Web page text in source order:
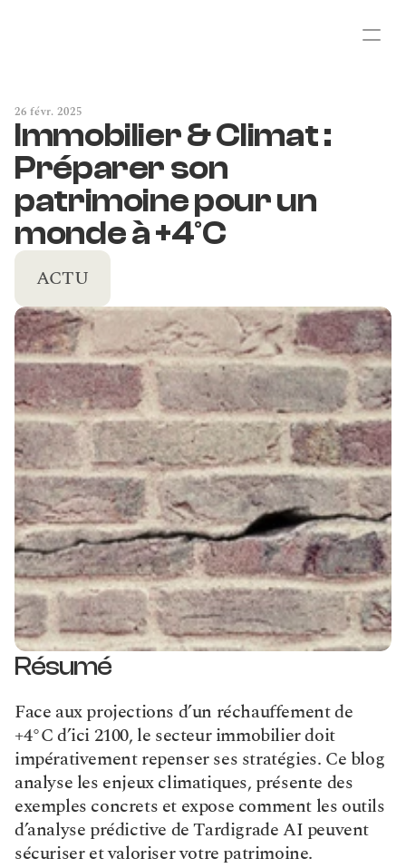
26 févr. 2025
Immobilier & Climat :
Préparer son
patrimoine pour un
monde à +4°C
ACTU
Résumé
Face aux projections d’un réchauffement de
+4°C d’ici 2100, le secteur immobilier doit
impérativement repenser ses stratégies. Ce blog
analyse les enjeux climatiques, présente des
exemples concrets et expose comment les outils
d’analyse prédictive de Tardigrade AI peuvent
sécuriser et valoriser votre patrimoine.